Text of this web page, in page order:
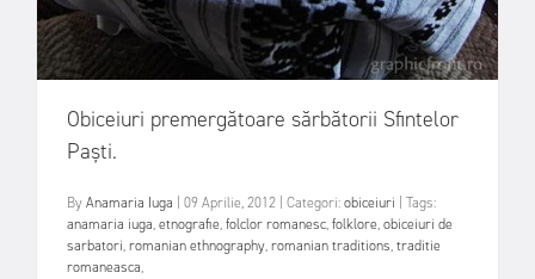
Obiceiuri premergătoare sărbătorii Sfintelor
Paști.
ByAnamaria Iuga 09 Aprilie, 2012 Categori:obiceiuri
Tags:
anamaria iuga,etnografie,folclor romanesc,folklore,obiceiuri de
sarbatori,romanian ethnography,romanian traditions,traditie
romaneasca,